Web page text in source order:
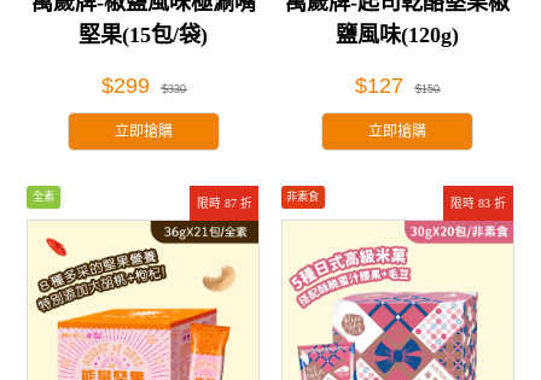
堅果(15包/袋)
$299 $330
立即搶購
鹽風味(120g)
$127 $150
立即搶購
限時 87 折
全素
限時 83 折
非素食